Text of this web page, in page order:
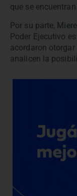
que se
Por su parte,
Poder Ejecutivo
acordaron
analicen la